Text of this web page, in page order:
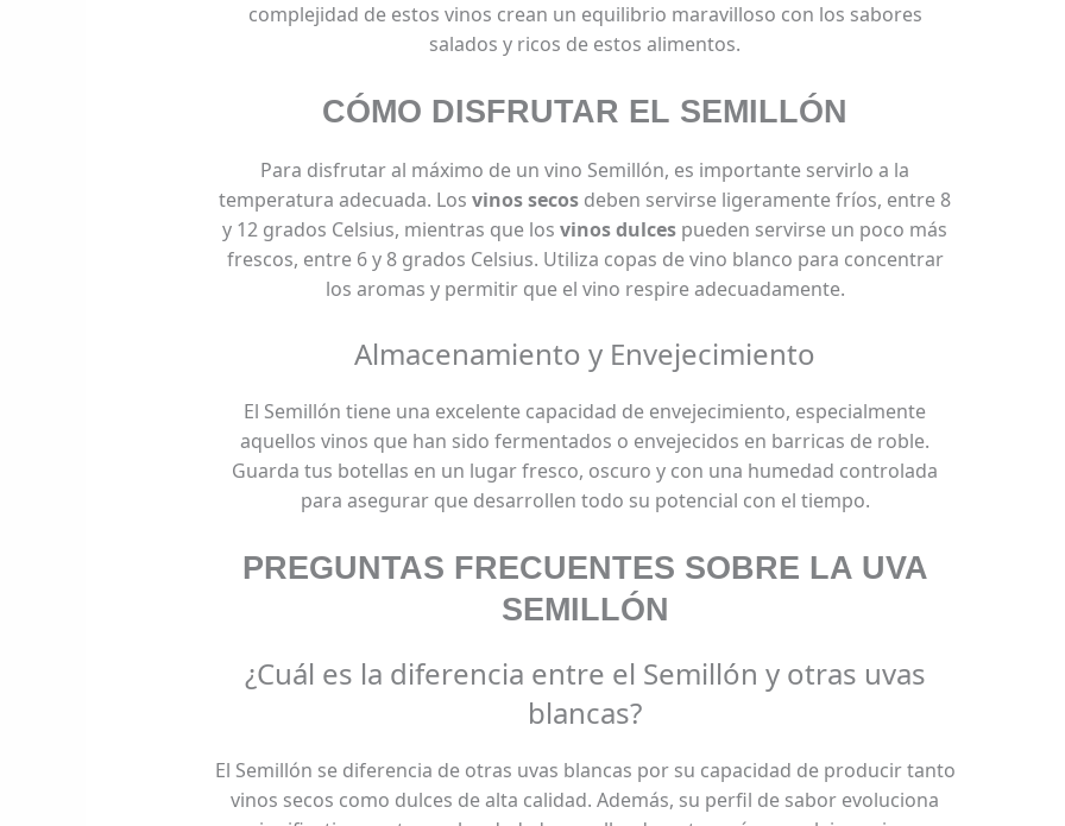
complejidad de estos vinos crean un equilibrio maravilloso con los sabores
salados y ricos de estos alimentos.
CÓMO DISFRUTAR EL SEMILLÓN
Para disfrutar al máximo de un vino Semillón, es importante servirlo a la
temperatura adecuada. Los vinos secos deben servirse ligeramente fríos, entre 8
y 12 grados Celsius, mientras que los vinos dulces pueden servirse un poco más
frescos, entre 6 y 8 grados Celsius. Utiliza copas de vino blanco para concentrar
los aromas y permitir que el vino respire adecuadamente.
Almacenamiento y Envejecimiento
El Semillón tiene una excelente capacidad de envejecimiento, especialmente
aquellos vinos que han sido fermentados o envejecidos en barricas de roble.
Guarda tus botellas en un lugar fresco, oscuro y con una humedad controlada
para asegurar que desarrollen todo su potencial con el tiempo.
PREGUNTAS FRECUENTES SOBRE LA UVA
SEMILLÓN
¿Cuál es la diferencia entre el Semillón y otras uvas
blancas?
El Semillón se diferencia de otras uvas blancas por su capacidad de producir tanto
vinos secos como dulces de alta calidad. Además, su perfil de sabor evoluciona